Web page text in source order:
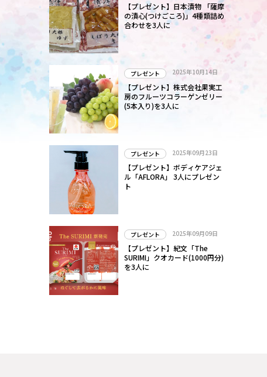
【プレゼント】日本漬物 「薩摩
の漬心(つけごころ)」4種類詰め
合わせを3人に
プレゼント 2025年10月14日
【プレゼント】株式会社果実工
房のフルーツコラーゲンゼリー
(5本入り)を3人に
プレゼント 2025年09月23日
【プレゼント】ボディケアジェ
ル「AFLORA」 3人にプレゼン
ト
プレゼント 2025年09月09日
【プレゼント】紀文「The
SURIMI」クオカード(1000円分)
を3人に